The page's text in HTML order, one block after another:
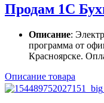
Продам 1С
Описание:
программа от
Красноярске.
Описание товара